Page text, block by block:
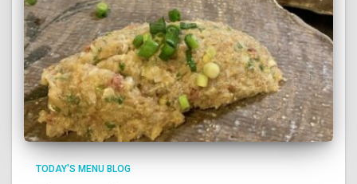
TODAY'S MENU BLOG